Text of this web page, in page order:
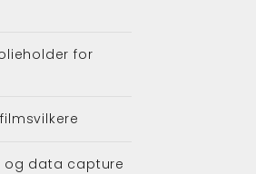
for
og data capture